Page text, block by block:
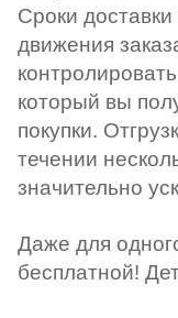
Сроки
движения
который вы
покупки.
течении
значительно
Даже для
бесплатной!